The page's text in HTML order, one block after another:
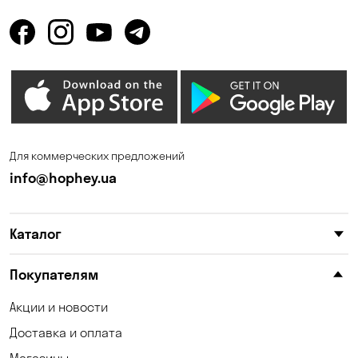
Гостомель
Зазимье Запорожье
Каменные Потоки
Клинцы
Корсунцы
Коцюбинское
Для коммерческих предложений
info@hophey.ua
Каталог
Покупателям
Акции и новости
Доставка и оплата